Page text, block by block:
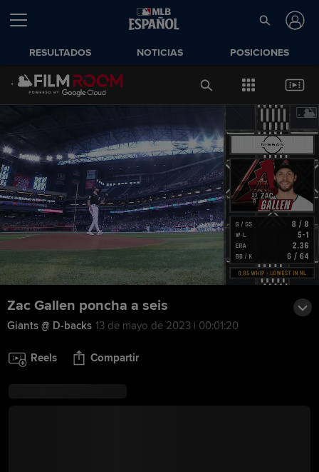
RESULTADOS NOTICIAS POSICIONES
Zac Gallen poncha a seis
Giants @ D-backs 13 de mayo de 2023 | 00:01:20
Reels Compartir